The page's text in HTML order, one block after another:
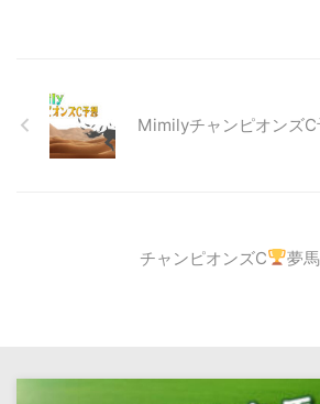
MimilyチャンピオンズC
チャンピオンズC 夢